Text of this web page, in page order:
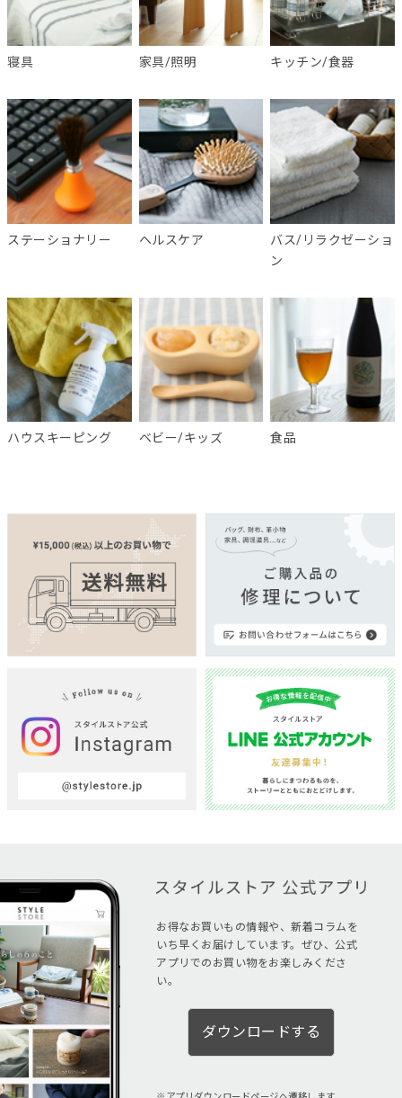
寝具 家具/照明 キッチン/食器
ステーショナリー ヘルスケア
バス/リラクゼーショ
ン
ハウスキーピング ベビー/キッズ 食品
お得なお買いもの情報や、新着コラムを
いち早くお届けしています。ぜひ、公式
アプリでのお買い物をお楽しみくださ
い。
ダウンロードする